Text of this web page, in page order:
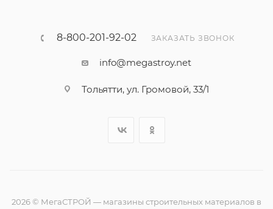
8-800-201-92-02 ЗАКАЗАТЬ ЗВОНОК
info@megastroy.net
Тольятти, ул. Громовой, 33/1
2026 © МегаСТРОЙ — магазины строительных материалов в